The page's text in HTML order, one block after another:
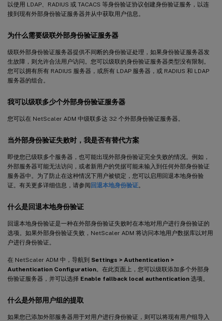
以使用 LDAP、RADIUS 或 TACACS 等身份验证协议创建身份验证服务，以连
接到现有外部身份验证服务器并从中获取用户信息。
为什么需要级联外部身份验证服务器
级联外部身份验证服务器提供不间断的身份验证处理，如果身份验证服务器发
生故障，则允许合法用户访问。您可以级联的身份验证服务器类型没有限制。
您可以拥有所有 RADIUS 服务器，或所有 LDAP 服务器，或 RADIUS 和 LDAP
服务器的组合。
我可以级联多少个外部身份验证服务器
您可以在 NetScaler ADM 中级联多达 32 个外部身份验证服务器。
当外部身份验证失败时，我是否有替代方案
即使您已级联多个服务器，也可能出现外部身份验证完全失败的情况。例如，
外部服务器可能无法访问，或者新用户的凭据可能未输入到任何外部身份验证
服务器中。为了防止在这种情况下用户被锁定，您可以启用回退本地身份验
证。有关更多详细信息，请参阅 回退本地身份验证。
什么是回退本地身份验证
回退本地身份验证是一种在外部身份验证失败时在本地对用户进行身份验证的
选项。如果外部身份验证失败，NetScaler ADM 将访问本地用户数据库以对用
户进行身份验证。
在 NetScaler ADM 中，导航到 Settings > Authentication >
Authentication Configuration。在此页面上，您可以级联添加多个外部身
份验证服务器，并可以选择 Enable fallback local authentication 选项。
什么是外部用户组的提取
如果您已添加外部服务器用于对用户进行身份验证，则可以将现有用户组导入